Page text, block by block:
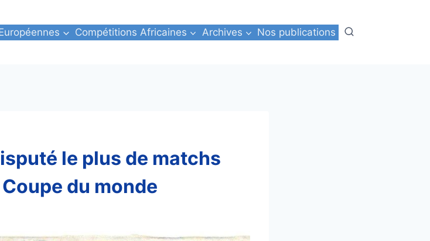
Compétitions Africaines Archives Nos publications
le plus de matchs
du monde